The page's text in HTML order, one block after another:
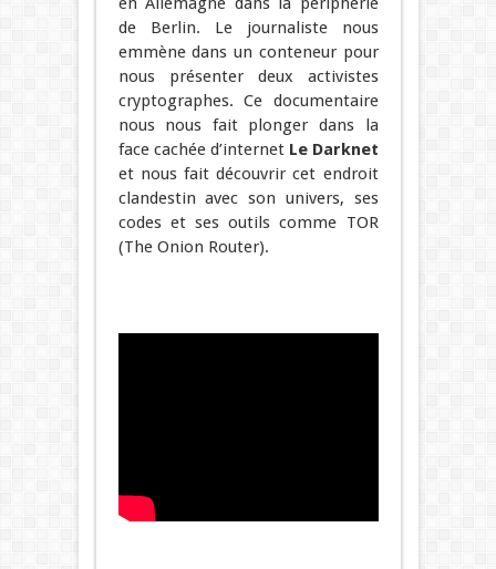
de Berlin. Le journaliste nous
emmène dans un conteneur pour
nous présenter deux activistes
cryptographes. Ce documentaire
nous nous fait plonger dans la
face cachée d’internet Le Darknet
et nous fait découvrir cet endroit
clandestin avec son univers, ses
codes et ses outils comme TOR
(The Onion Router).